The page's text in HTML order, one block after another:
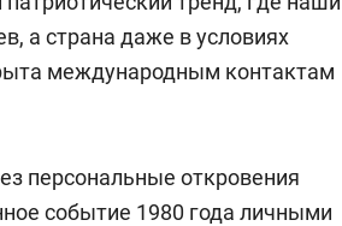
а страна даже в условиях
международным контактам
персональные откровения
событие 1980 года личными